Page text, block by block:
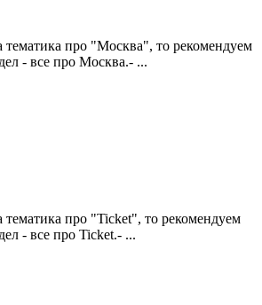
тематика про "Москва", то рекомендуем
- все про Москва.- ...
тематика про "Ticket", то рекомендуем
- все про Ticket.- ...